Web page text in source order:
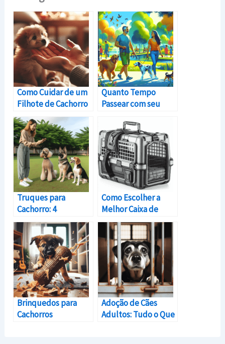
Como Cuidar de um
Filhote de Cachorro
Recém-Nascido
Órfão
Quanto Tempo
Passear com seu
Essencial
Truques para
Cachorro: 4
Comandos para
Ensinar em Casa
Como Escolher a
Melhor Caixa de
Transporte para Seu
Cão
Brinquedos para
Cachorros
Adoção de Cães
Adultos: Tudo o Que